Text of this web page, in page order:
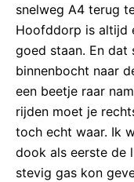
snelweg A4 terug
Hoofddorp is altijd
goed staan. En
binnenbocht naar
een beetje raar
rijden moet je
toch echt waar. Ik
dook als eerste de
stevig gas kon